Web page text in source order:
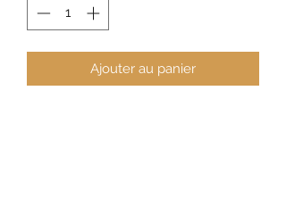
Ajouter au panier